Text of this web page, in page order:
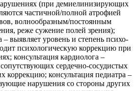
(при демиелинизирующих
частичной/полной атрофией
волнообразным/постоянным
реже сужение полей зрения);
– выявляет уровень и степень психо-
психологическую коррекцию при
консультация кардиолога –
сердечно-сосудистых
коррекцию; консультация педиатра –
нарушения со стороны других